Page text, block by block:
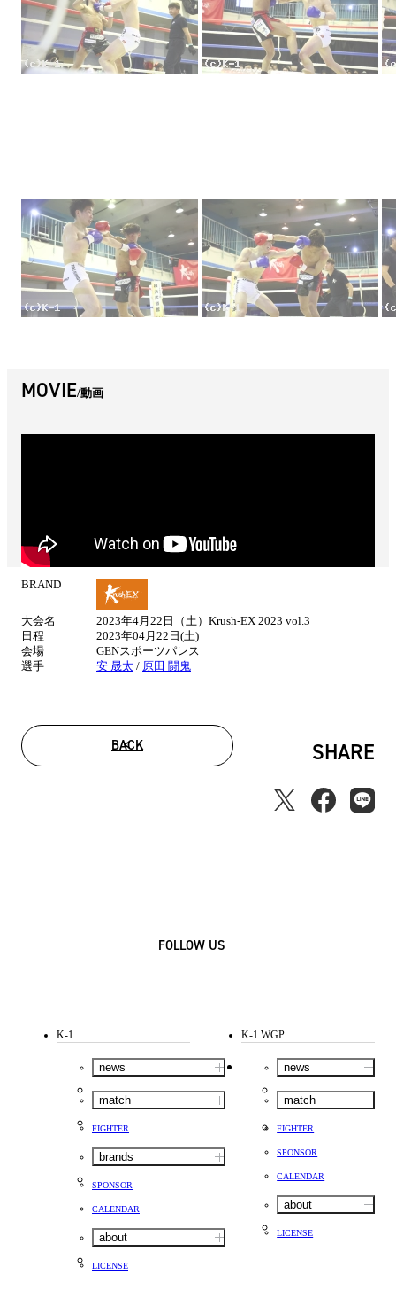
MOVIE 動画
BRAND
大会名
2023年4月22日（土）Krush-EX 2023 vol.3
日程
2023年04月22日(土)
会場
GENスポーツパレス
選手
安 晟太 / 原田 闘鬼
BACK SHARE
FOLLOW US
K-1
news
match
FIGHTER
brands
SPONSOR
CALENDAR
about
LICENSE
K-1 WGP
news
match
FIGHTER
SPONSOR
CALENDAR
about
LICENSE